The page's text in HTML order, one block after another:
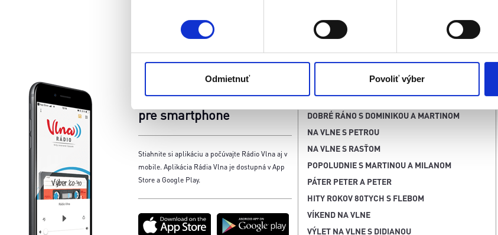
Naša webstránka používa cookies. Aktívnym nastavením nám udelíte súhlas s
jednoducho ako ste nám ho udelili opätovným vyvolaním tejto cookie lišty cez
súhlasu nemá vplyv na zákonnosť spracúvania vychádzajúceho zo súhlasu pred
Odmietnuť Povoliť výber
Aplikácia
pre smartphone
Stiahnite si aplikáciu a počúvajte Rádio Vlna aj v
mobile. Aplikácia Rádia Vlna je dostupná v App
Store a Google Play.
DOBRÉ RÁNO S DOMINIKOU A MARTINOM
NA VLNE S PETROU
NA VLNE S RASŤOM
POPOLUDNIE S MARTINOU A MILANOM
PÁTER PETER A PETER
HITY ROKOV 80TYCH S FLEBOM
VÍKEND NA VLNE
VÝLET NA VLNE S DIDIANOU